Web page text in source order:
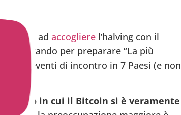
ad accoglierel’halving con il
per preparare “La più
ed eventi di incontro in 7 Paesi (e non
mese.
l’anno in cui il Bitcoin si è veramente